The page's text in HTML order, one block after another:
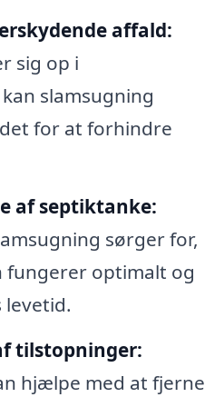
affald:
sig op i
slamsugning
for at forhindre
af septiktanke:
sørger for,
fungerer optimalt og
tilstopninger:
hjælpe med at fjerne